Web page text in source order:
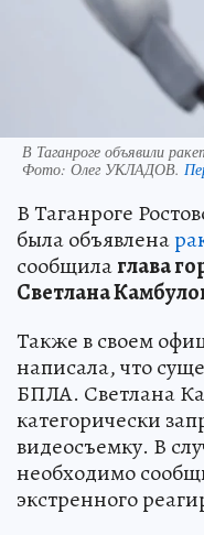
В Таганроге объявили
Фото: Олег УКЛАДОВ.
В Таганроге
была объявлена
сообщилаглава
Светлана
Также в своем
написала, что
БПЛА. Светлана
категорически
видеосъемку. В
необходимо
экстренного